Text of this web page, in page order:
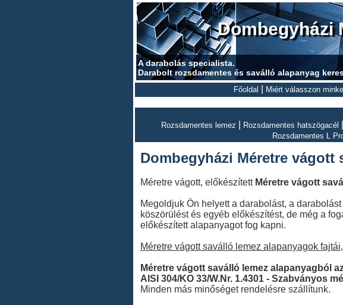
Dombegyházi
A darabolás specialista.
Darabolt rozsdamentes és saválló alapanyag
Főoldal Miért válasszon
Rozsdamentes lemez Rozsdamentes hatszögacél
Rozsdamentes L
Dombegyházi Méretre vágott
Méretre vágott, előkészített Méretre vágott
Megoldjuk Ön helyett a darabolást, a
köszörülést és egyéb előkészítést, de még a
előkészített alapanyagot fog kapni.
Méretre vágott saválló lemez alapanyagok
Méretre vágott saválló lemez alapanyagból
AISI 304/KO 33/W.Nr. 1.4301 - Szabványos
Minden más minőséget rendelésre szállítunk.